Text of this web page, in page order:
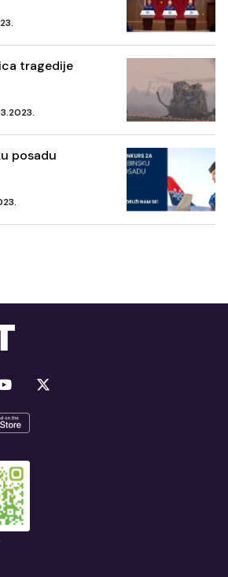
tragedije
posadu